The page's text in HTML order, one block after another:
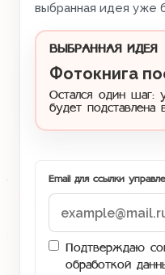
выбранная идея уже
ВЫБРАННАЯ ИДЕЯ
Фотокнига
Остался один шаг:
будет подставлена
Email для ссылки
Подтверждаю
обработкой